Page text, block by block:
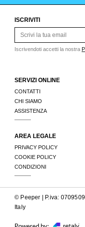
ISCRIVITI
Iscrivendoti accetti la nostra
SERVIZI ONLINE
CONTATTI
CHI SIAMO
ASSISTENZA
AREA LEGALE
PRIVACY POLICY
COOKIE POLICY
CONDIZIONI
© Peeper | P.iva:
Italy